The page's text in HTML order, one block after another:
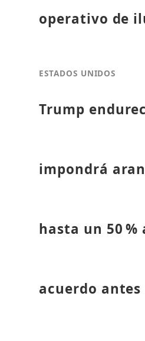
operativo de
ESTADOS UNIDOS
Trump
impondrá
hasta un 50 %
acuerdo antes